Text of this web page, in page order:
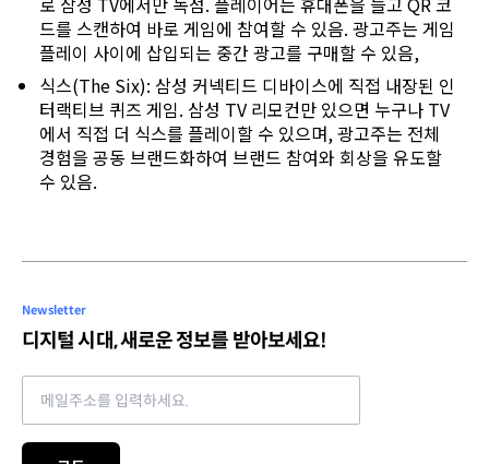
드를 스캔하여 바로 게임에 참여할 수 있음. 광고주는 게임
플레이 사이에 삽입되는 중간 광고를 구매할 수 있음,
식스(The Six): 삼성 커넥티드 디바이스에 직접 내장된 인
터랙티브 퀴즈 게임. 삼성 TV 리모컨만 있으면 누구나 TV
에서 직접 더 식스를 플레이할 수 있으며, 광고주는 전체
경험을 공동 브랜드화하여 브랜드 참여와 회상을 유도할
수 있음.
Newsletter
디지털 시대, 새로운 정보를 받아보세요!